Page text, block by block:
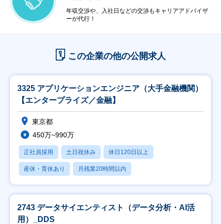
年収交渉や、入社日などの交渉もキャリアアドバイザ
ーが代行！
この企業の他の公開求人
3325 アプリケーションエンジニア（大手金融機関）
【エンタープライズ／金融】
東京都
450万~990万
正社員採用 土日祝休み 休日120日以上
産休・育休あり 月残業20時間以内
2743 データサイエンティスト（データ分析・AI活
用）_DDS